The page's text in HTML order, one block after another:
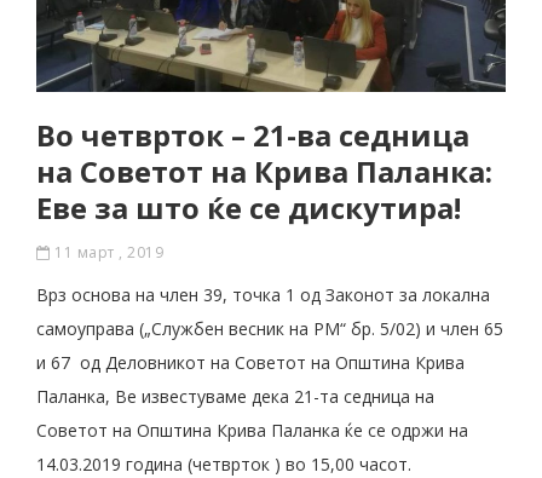
Во четврток – 21-ва седница
на Советот на Крива Паланка:
Еве за што ќе се дискутира!
11 март , 2019
Врз основа на член 39, точка 1 од Законот за локална
самоуправа („Службен весник на РМ“ бр. 5/02) и член 65
и 67 од Деловникот на Советот на Општина Крива
Паланка, Ве известуваме дека 21-та седница на
Советот на Општина Крива Паланка ќе се одржи на
14.03.2019 година (четврток ) во 15,00 часот.